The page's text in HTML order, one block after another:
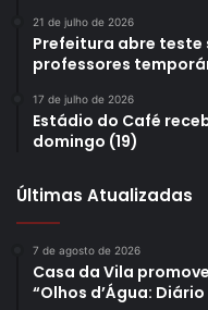
21 de julho de 2026
Prefeitura abre
professores
17 de julho de 2026
Estádio do Café
domingo (19)
Últimas Atualizadas
7 de agosto de 2026
Casa da Vila
“Olhos d’Água: